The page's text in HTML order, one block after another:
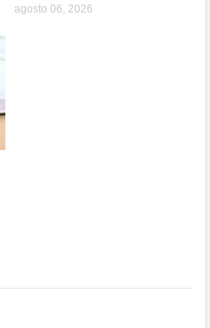
agosto 06, 2026